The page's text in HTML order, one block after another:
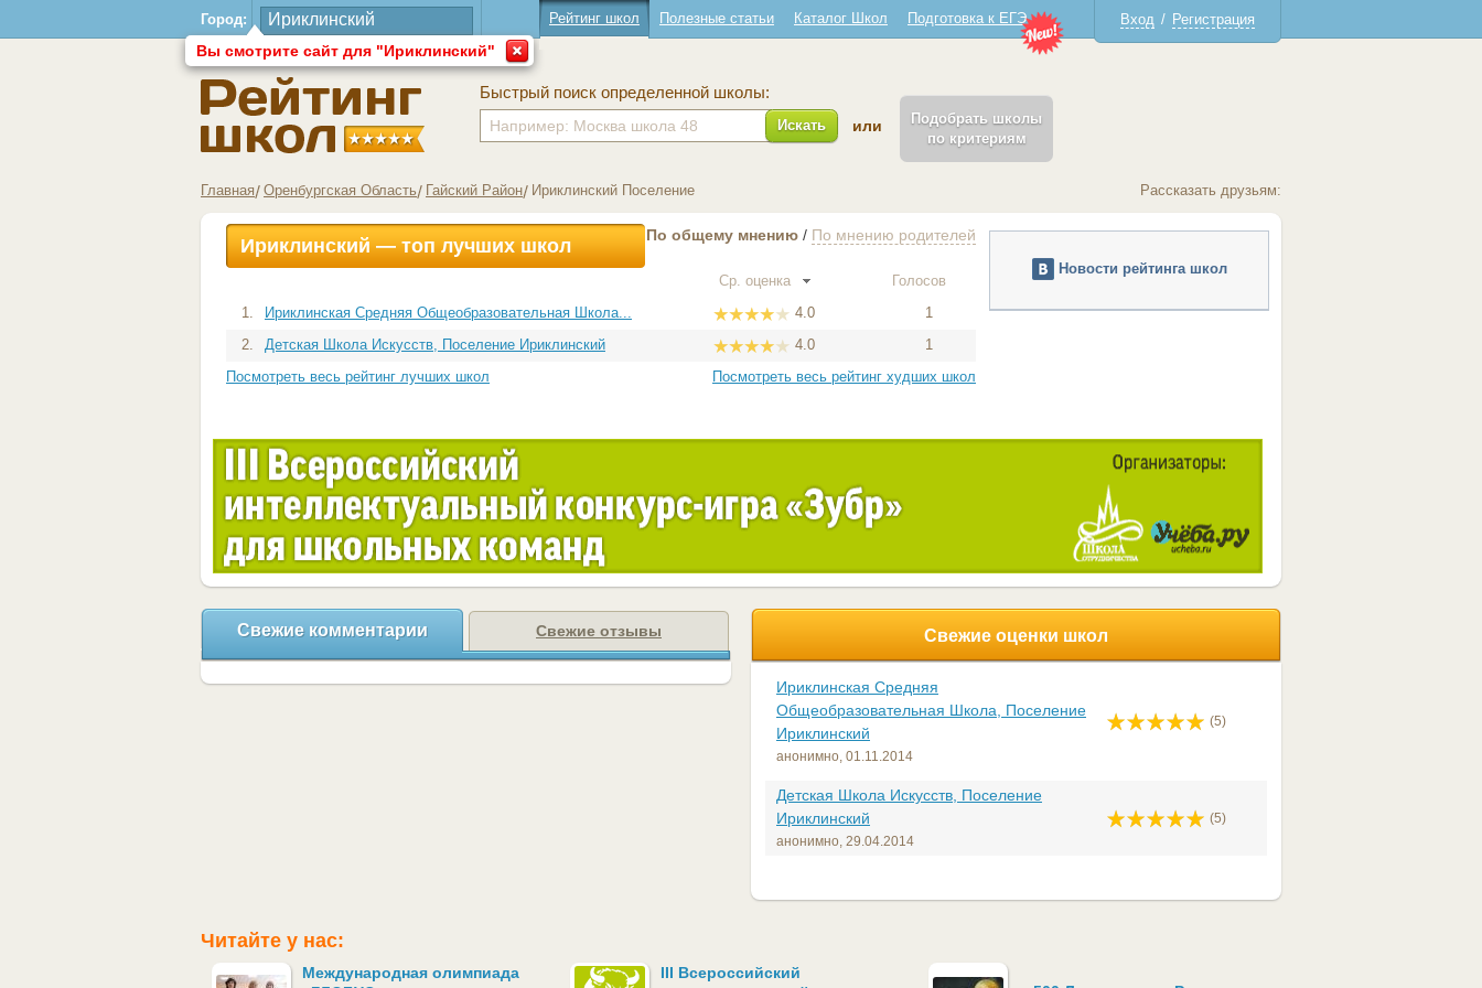
Город:
Вы смотрите сайт для "Ириклинский"
Вход / Регистрация
Рейтинг школ Полезные статьи Каталог Школ Подготовка к ЕГЭ
Быстрый поиск определенной школы:
Искать или
Подобрать школы
по критериям
Главная Оренбургская Область Гайский Район Ириклинский Поселение Рассказать друзьям:
Ириклинский — топ лучших школ По общему мнению / По мнению родителей
Ср. оценка
Голосов
1.
Ириклинская Средняя Общеобразовательная Школа... 4.0
1
2.
Детская Школа Искусств, Поселение Ириклинский 4.0
1
Посмотреть весь рейтинг лучших школ
Посмотреть весь рейтинг худших школ
Новости рейтинга школ
Свежие комментарии Свежие отзывы Свежие оценки школ
Ириклинская Средняя
Общеобразовательная Школа, Поселение
Ириклинский
анонимно, 01.11.2014
(5)
Детская Школа Искусств, Поселение
Ириклинский
анонимно, 29.04.2014
(5)
Читайте у нас:
Международная олимпиада
III Всероссийский